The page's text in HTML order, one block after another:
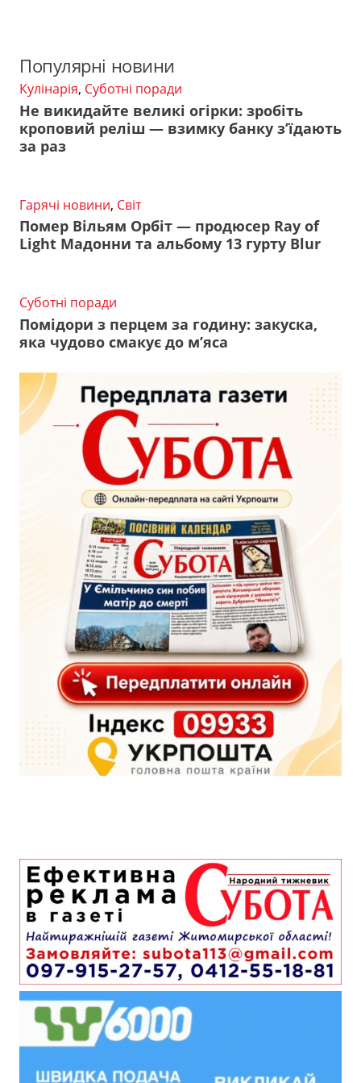
Популярні новини
Кулінарія, Суботні поради
Не викидайте великі огірки: зробіть
кроповий реліш — взимку банку з’їдають
за раз
Гарячі новини, Світ
Помер Вільям Орбіт — продюсер Ray of
Light Мадонни та альбому 13 гурту Blur
Суботні поради
Помідори з перцем за годину: закуска,
яка чудово смакує до м’яса